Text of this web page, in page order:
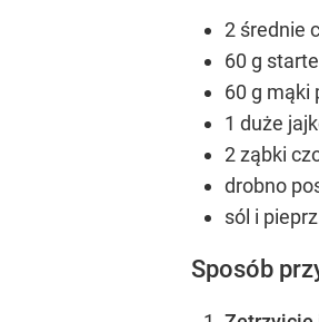
2 średnie
60 g
60 g mąki
1 duże
2 ząbki
drobno
sól i
Sposób